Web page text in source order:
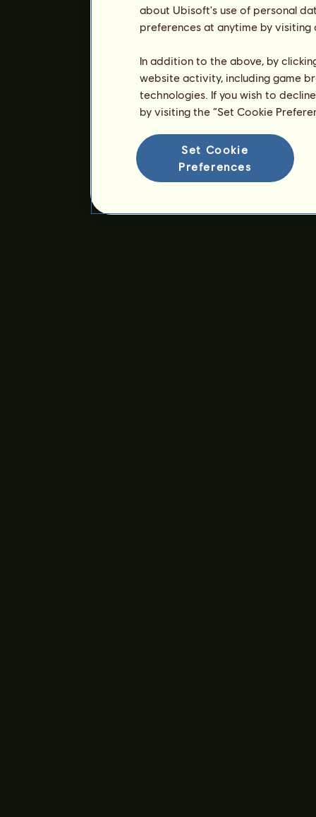
about Ubisoft's use of personal
preferences at anytime by
In addition to the above, by
website activity, including game
technologies. If you wish to
by visiting the “Set Cookie
Set Cookie
Preferences